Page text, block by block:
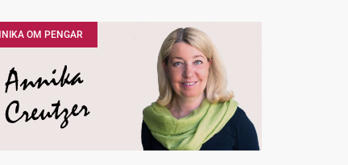
OM PENGAR
Annika
Creutzer